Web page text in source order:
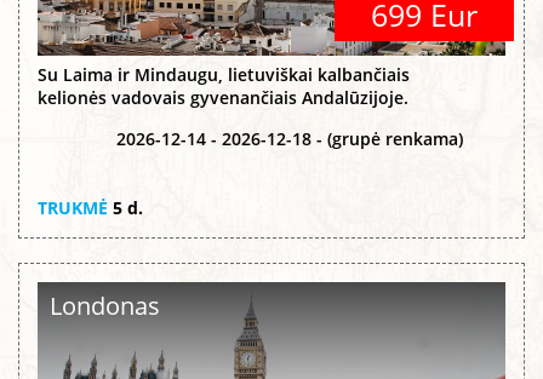
699 Eur
Su Laima ir Mindaugu, lietuviškai kalbančiais
kelionės vadovais gyvenančiais Andalūzijoje.
2026-12-14 - 2026-12-18 - (grupė renkama)
TRUKMĖ 5 d.
Londonas